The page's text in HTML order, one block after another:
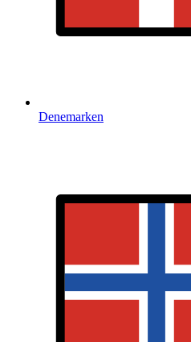
Denemarken